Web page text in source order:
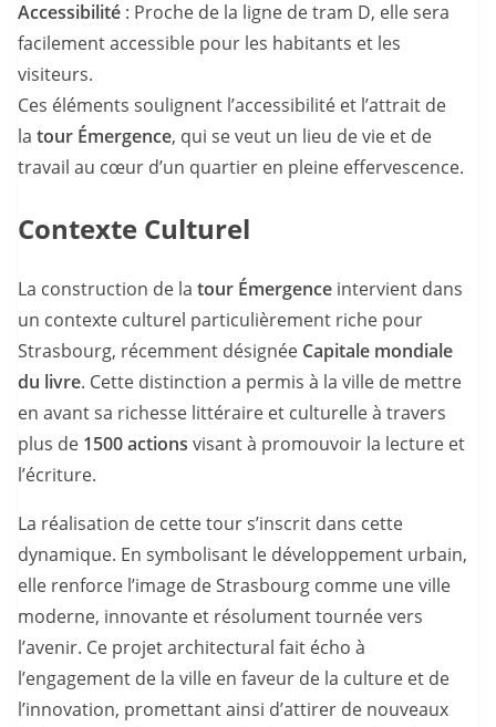
Accessibilité : Proche de la ligne de tram D, elle sera
facilement accessible pour les habitants et les
visiteurs.
Ces éléments soulignent l’accessibilité et l’attrait de
la tour Émergence, qui se veut un lieu de vie et de
travail au cœur d’un quartier en pleine effervescence.
Contexte Culturel
La construction de la tour Émergence intervient dans
un contexte culturel particulièrement riche pour
Strasbourg, récemment désignée Capitale mondiale
du livre. Cette distinction a permis à la ville de mettre
en avant sa richesse littéraire et culturelle à travers
plus de 1500 actions visant à promouvoir la lecture et
l’écriture.
La réalisation de cette tour s’inscrit dans cette
dynamique. En symbolisant le développement urbain,
elle renforce l’image de Strasbourg comme une ville
moderne, innovante et résolument tournée vers
l’avenir. Ce projet architectural fait écho à
l’engagement de la ville en faveur de la culture et de
l’innovation, promettant ainsi d’attirer de nouveaux